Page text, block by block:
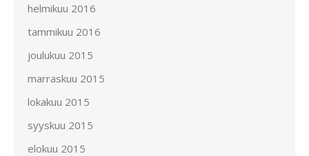
helmikuu 2016
tammikuu 2016
joulukuu 2015
marraskuu 2015
lokakuu 2015
syyskuu 2015
elokuu 2015